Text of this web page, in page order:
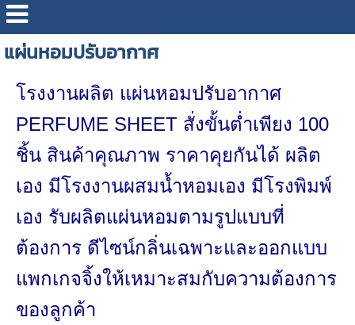
แผ่นหอมปรับอากาศ
โรงงานผลิต แผ่นหอมปรับอากาศ
PERFUME SHEET สั่งขั้นต่ำเพียง 100
ชิ้น สินค้าคุณภาพ ราคาคุยกันได้ ผลิต
เอง มีโรงงานผสมน้ำหอมเอง มีโรงพิมพ์
เอง รับผลิตแผ่นหอมตามรูปแบบที่
ต้องการ ดีไซน์กลิ่นเฉพาะและออกแบบ
แพกเกจจิ้งให้เหมาะสมกับความต้องการ
ของลูกค้า